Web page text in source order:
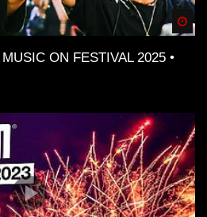
ON FESTIVAL 2025 •